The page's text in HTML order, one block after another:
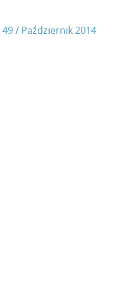
49 / Październik 2014